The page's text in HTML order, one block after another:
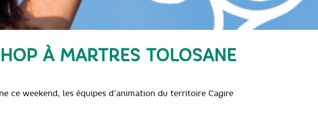
À MARTRES TOLOSANE
ce weekend, les équipes d’animation du territoire Cagire